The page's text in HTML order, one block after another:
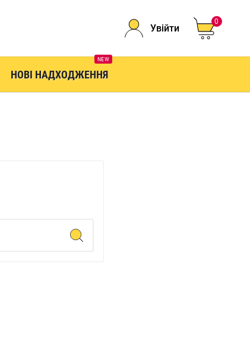
Увійти
0
НОВІ НАДХОДЖЕННЯ
NEW